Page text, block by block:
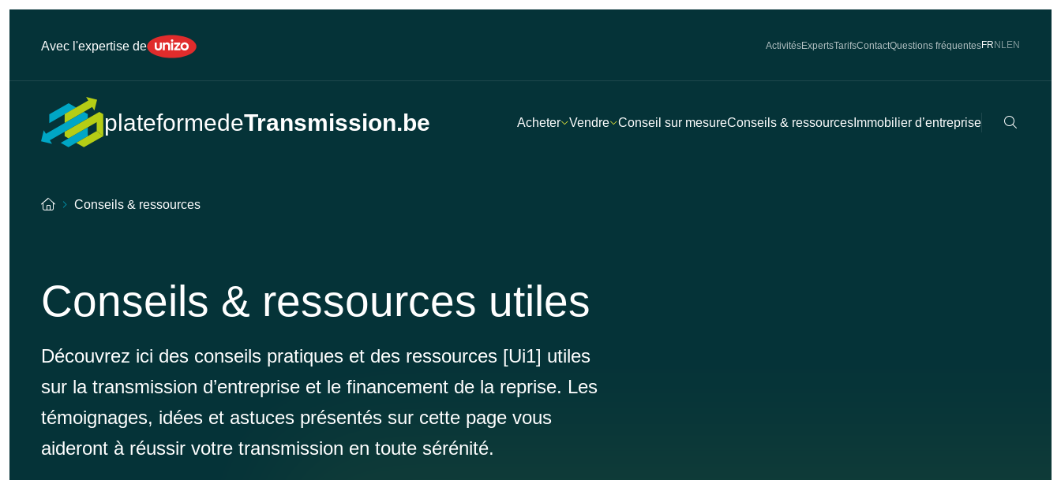
Avec l'expertise deUnizo ActivitésExpertsTarifsContactQuestions fréquentesFR NLEN
plateformedeTransmission.be Acheter Vendre Conseil sur mesureConseils & ressources Immobilier d’entreprise
AccueilConseils & ressources
Conseils & ressources utiles
Découvrez ici des conseils pratiques et des ressources [Ui1] utiles
sur la transmission d’entreprise et le financement de la reprise. Les
témoignages, idées et astuces présentés sur cette page vous
aideront à réussir votre transmission en toute sérénité.